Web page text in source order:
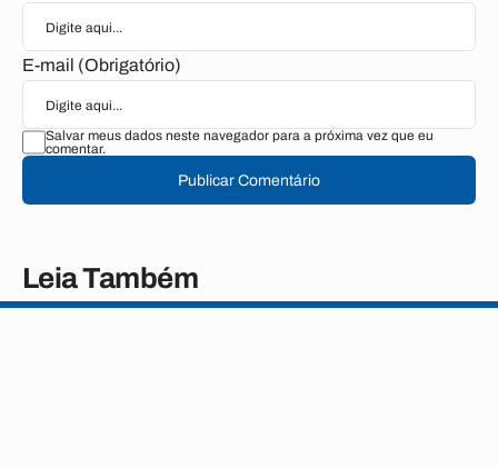
E-mail (Obrigatório)
Salvar meus dados neste navegador para a próxima vez que eu
comentar.
Publicar Comentário
Leia Também